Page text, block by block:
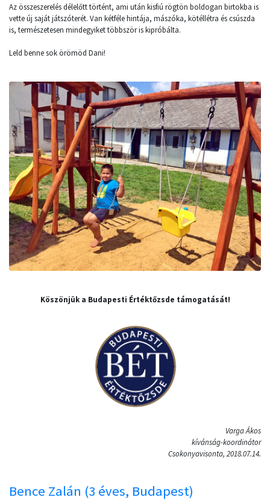
Az összeszerelés délelőtt történt, ami után kisfiú rögtön boldogan birtokba is
vette új saját játszóterét. Van kétféle hintája, mászóka, kötéllétra és csúszda
is, természetesen mindegyiket többször is kipróbálta.
Leld benne sok örömöd Dani!
Köszönjük a Budapesti Értéktőzsde támogatását!
Varga Ákos
kívánság-koordinátor
Csokonyavisonta, 2018.07.14.
Bence Zalán (3 éves, Budapest)